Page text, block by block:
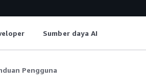
Sumber daya AI
Pengguna